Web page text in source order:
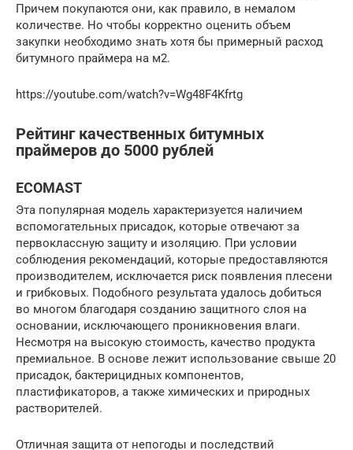
Причем покупаются они, как правило, в немалом
количестве. Но чтобы корректно оценить объем
закупки необходимо знать хотя бы примерный расход
битумного праймера на м2.
https://youtube.com/watch?v=Wg48F4Kfrtg
Рейтинг качественных битумных
праймеров до 5000 рублей
ECOMAST
Эта популярная модель характеризуется наличием
вспомогательных присадок, которые отвечают за
первоклассную защиту и изоляцию. При условии
соблюдения рекомендаций, которые предоставляются
производителем, исключается риск появления плесени
и грибковых. Подобного результата удалось добиться
во многом благодаря созданию защитного слоя на
основании, исключающего проникновения влаги.
Несмотря на высокую стоимость, качество продукта
премиальное. В основе лежит использование свыше 20
присадок, бактерицидных компонентов,
пластификаторов, а также химических и природных
растворителей.
Отличная защита от непогоды и последствий